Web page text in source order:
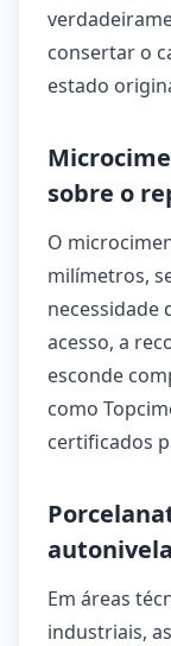
consertar o
estado
sobre o
O
milímetros,
necessidade
acesso, a
esconde
como
certificados
Em áreas
industriais,